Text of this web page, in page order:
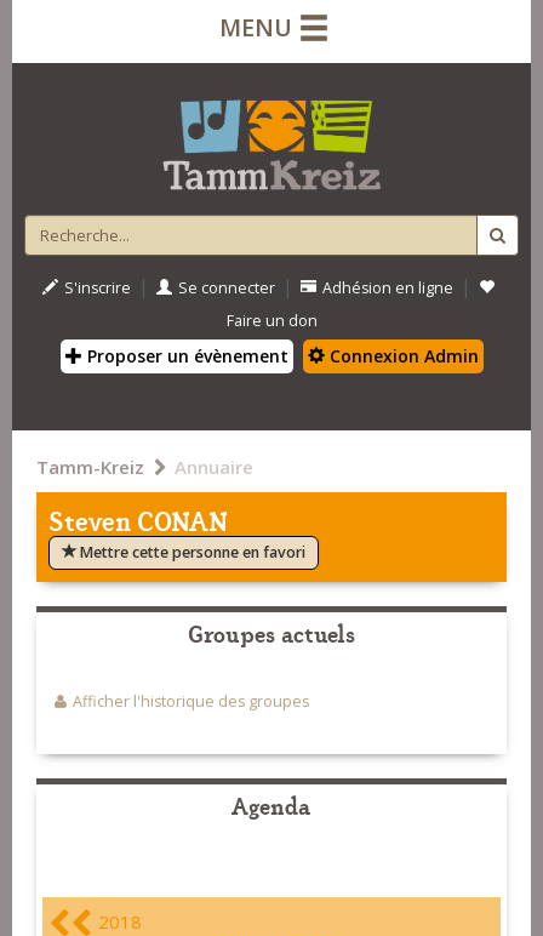
MENU
S'inscrire | Se connecter | Adhésion en ligne |
Faire un don
Proposer un évènement Connexion Admin
Tamm-Kreiz Annuaire
Steven CONAN
Mettre cette personne en favori
Groupes actuels
Afficher l'historique des groupes
Agenda
2018